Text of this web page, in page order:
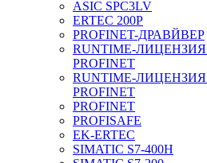
ASIC SPC3LV
ERTEC 200P
PROFINET-ДРАВЙВЕР
RUNTIME-
PROFINET
RUNTIME-
PROFINET
PROFINET
PROFISAFE
EK-ERTEC
SIMATIC S7-400H